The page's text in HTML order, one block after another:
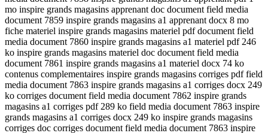
mo inspire grands magasins apprenant doc document field media
document 7859 inspire grands magasins a1 apprenant docx 8 mo
fiche materiel inspire grands magasins materiel pdf document field
media document 7860 inspire grands magasins a1 materiel pdf 246
ko inspire grands magasins materiel doc document field media
document 7861 inspire grands magasins a1 materiel docx 74 ko
contenus complementaires inspire grands magasins corriges pdf field
media document 7863 inspire grands magasins a1 corriges docx 249
ko corriges document field media document 7862 inspire grands
magasins a1 corriges pdf 289 ko field media document 7863 inspire
grands magasins a1 corriges docx 249 ko inspire grands magasins
corriges doc corriges document field media document 7863 inspire